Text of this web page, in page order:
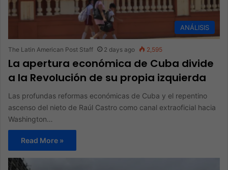
ANÁLISIS
The Latin American Post Staff 2 days ago 2,595
La apertura económica de Cuba divide
a la Revolución de su propia izquierda
Las profundas reformas económicas de Cuba y el repentino
ascenso del nieto de Raúl Castro como canal extraoficial hacia
Washington…
Read More »